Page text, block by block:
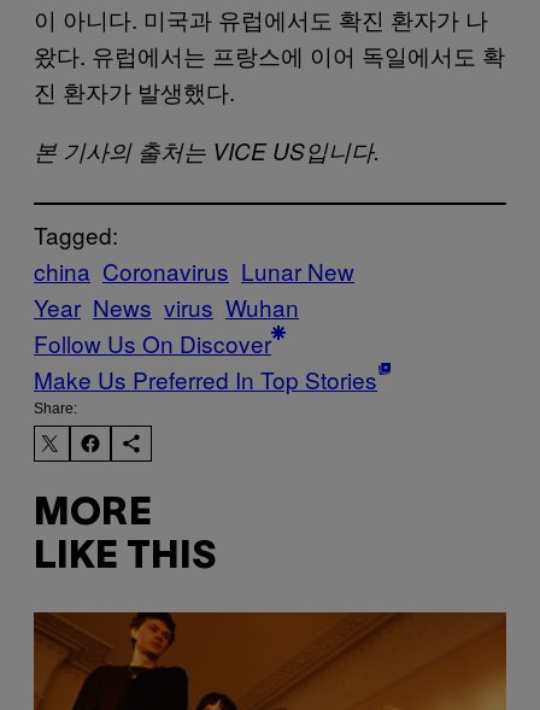
이 아니다. 미국과 유럽에서도 확진 환자가 나
왔다. 유럽에서는 프랑스에 이어 독일에서도 확
진 환자가 발생했다.
본 기사의 출처는 VICE US입니다.
Tagged:
china Coronavirus Lunar New
Year News virus Wuhan
Follow Us On Discover
Make Us Preferred In Top Stories
Share:
MORE
LIKE THIS